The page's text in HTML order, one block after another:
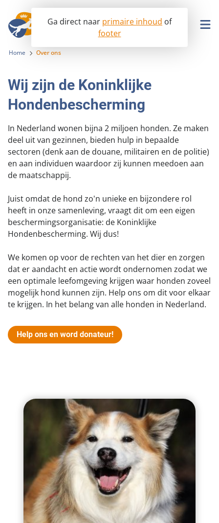
Ga direct naar primaire inhoud of
footer
Opvang
Hondenopvangcentrum
Seniorhonden ter adoptie
Aanpak malafide hondenhandel en broodfok
Betaalbare dierenartszorg
Afschaffing hondenbelasting
Landelijke registratie bijtincidenten
Landelijk vuurwerkverbod
Verplichte pre-aanschaf cursus
Gemeentelijk meldpunt bijtincidenten
Verbod op fokken met kortsnuitige honden
Info & advies
Ik wil een hond
Onderzoek en wetenschap
Lezingen
Help mee
Word donateur
In uw testament
Teken onze petitie
Steun als bedrijf
Adopteer een seniorhond
Sponsor een seniorhond
Schenk met belastingvoordeel
Steun als vrijwilliger
Missie en visie
Wat wij doen
Onze organisatie
Samenwerking
Bekende vrienden
Vacatures
Contact
Pers
Nieuws
Veelgestelde vragen
Nieuwsbrief
Zoeken
Home Over ons
Wij zijn de Koninklijke
Hondenbescherming
In Nederland wonen bijna 2 miljoen honden. Ze maken
deel uit van gezinnen, bieden hulp in bepaalde
sectoren (denk aan de douane, militairen en de politie)
en aan individuen waardoor zij kunnen meedoen aan
de maatschappij.
Juist omdat de hond zo'n unieke en bijzondere rol
heeft in onze samenleving, vraagt dit om een eigen
beschermingsorganisatie: de Koninklijke
Hondenbescherming. Wij dus!
We komen op voor de rechten van het dier en zorgen
dat er aandacht en actie wordt ondernomen zodat we
een optimale leefomgeving krijgen waar honden zoveel
mogelijk hond kunnen zijn. Help ons om dit voor elkaar
te krijgen. In het belang van alle honden in Nederland.
Help ons en word donateur!